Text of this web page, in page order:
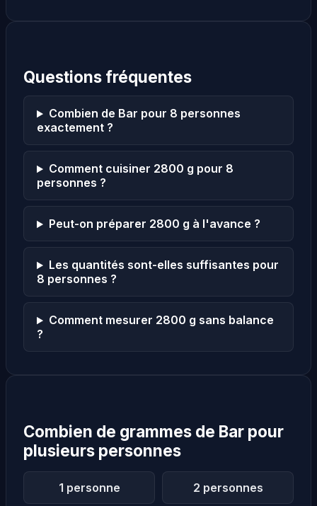
Questions fréquentes
Combien de Bar pour 8 personnes
exactement ?
Comment cuisiner 2800 g pour 8
personnes ?
Peut-on préparer 2800 g à l'avance ?
Les quantités sont-elles suffisantes pour
8 personnes ?
Comment mesurer 2800 g sans balance
?
Combien de grammes de Bar pour
plusieurs personnes
1 personne 2 personnes